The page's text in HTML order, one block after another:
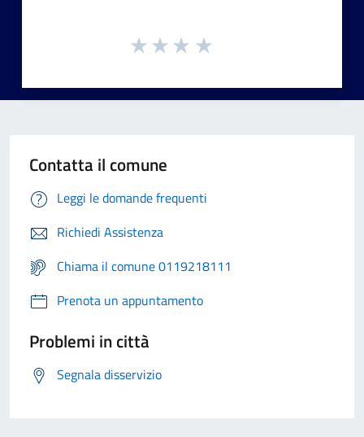
Contatta il comune
Leggi le domande frequenti
Richiedi Assistenza
Chiama il comune 0119218111
Prenota un appuntamento
Problemi in città
Segnala disservizio